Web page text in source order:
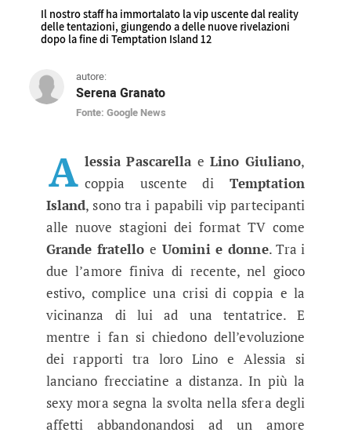
Il nostro staff ha immortalato la vip uscente dal reality
delle tentazioni, giungendo a delle nuove rivelazioni
dopo la fine di Temptation Island 12
autore:
Serena Granato
Fonte: Google News
Temptation Island, Alessia
A lessia Pascarellae Lino Giuliano,
coppia uscente diTemptation
Island, sono tra i papabili vip partecipanti
alle nuove stagioni dei format TV come
Grande fratelloe Uomini e donne. Tra i
due l’amore finiva di recente, nel gioco
estivo, complice una crisi di coppia e la
vicinanza di lui ad una tentatrice. E
mentre i fan si chiedono dell’evoluzione
dei rapporti tra loro Lino e Alessia si
lanciano frecciatine a distanza. In più la
sexy mora segna la svolta nella sfera degli
affetti abbandonandosi ad un amore